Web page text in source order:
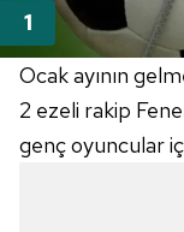
Ocak ayının
2 ezeli rakip
genç oyuncular